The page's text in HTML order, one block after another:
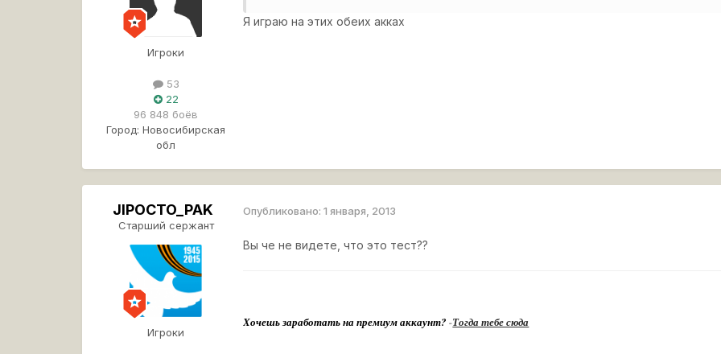
Игроки
53
22
96 848 боёв
Город: Новосибирская
обл
Я играю на этих обеих акках
JlPOCTO_PAK
Старший сержант
Игроки
Опубликовано:1 января, 2013
Вы че не видете, что это тест??
Хочешь заработать на премиум аккаунт? -Тогда тебе сюда